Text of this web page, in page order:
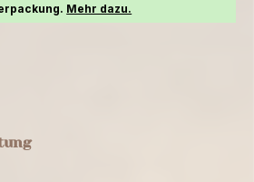
Mehr dazu.